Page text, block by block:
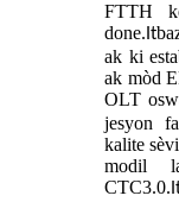
FTTH
done.It
ak ki
ak mòd
OLT
jesyon
kalite
modil
CTC3.0.